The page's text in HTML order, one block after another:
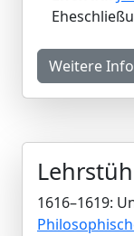
Weitere
1616–1619: